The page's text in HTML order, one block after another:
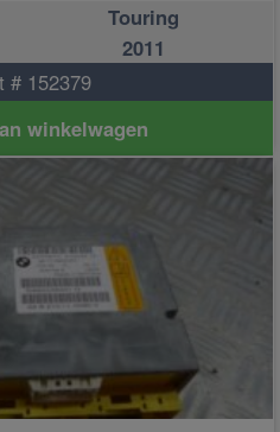
Touring
2011
# 152379
winkelwagen